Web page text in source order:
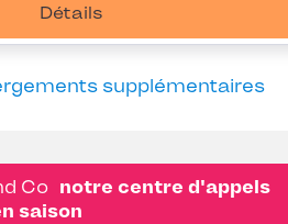
Détails
supplémentaires
Co notre centre d'appels
saison